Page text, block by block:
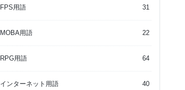
FPS用語 31
MOBA用語 22
RPG用語 64
インターネット用語 40